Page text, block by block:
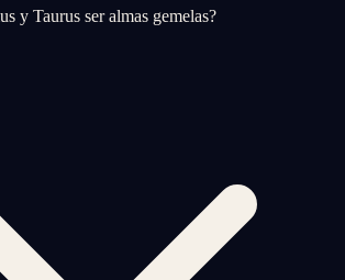
y Taurus ser almas gemelas?